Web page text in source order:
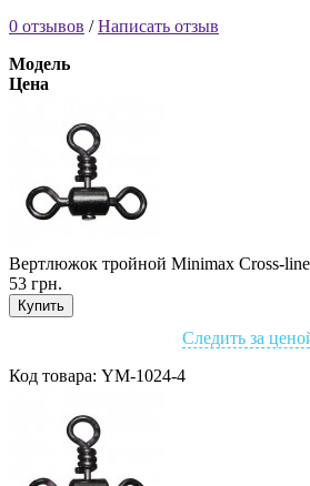
0 отзывов /Написать отзыв
Модель
Цена
Вертлюжок тройной Minimax Cross-
53 грн.
Купить
Следить за
Код товара: YM-1024-4